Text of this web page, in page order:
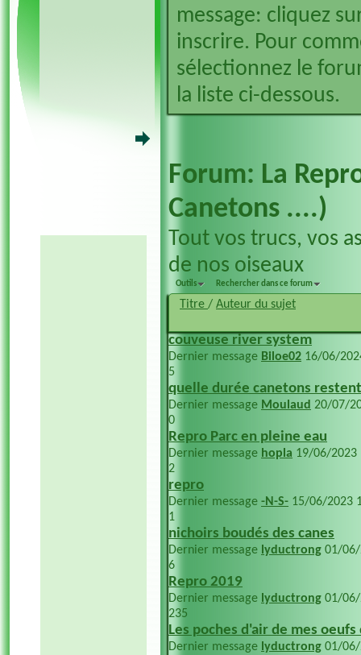
message: cliquez
inscrire. Pour
sélectionnez le
la liste ci-dessous.
Forum: La
Canetons ....)
Tout vos trucs, vos
de nos oiseaux
Outils Rechercher dans ce forum
Titre / Auteur du sujet
couveuse river system
Dernier message Biloe02 16/06/
5
quelle durée canetons
Dernier message Moulaud 20/07/
0
Repro Parc en pleine eau
Dernier message hopla 19/06/2023
2
repro
Dernier message -N-S- 15/06/2023
1
nichoirs boudés des canes
Dernier message lyductrong 01/
6
Repro 2019
Dernier message lyductrong 01/
235
Les poches d'air de mes
Dernier message lyductrong 01/